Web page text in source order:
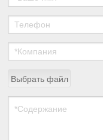
Выбрать файл